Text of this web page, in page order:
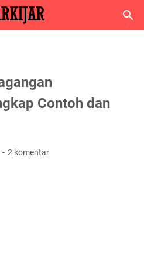
Contoh dan
2 komentar